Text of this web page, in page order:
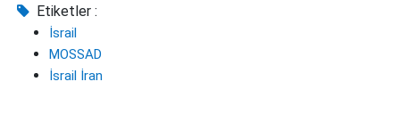
Etiketler :
İsrail
MOSSAD
İsrail İran